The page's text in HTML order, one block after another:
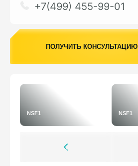
+7(499) 455-99-01
ПОЛУЧИТЬ КОНСУЛЬТАЦИЮ
NSF1 NSF1